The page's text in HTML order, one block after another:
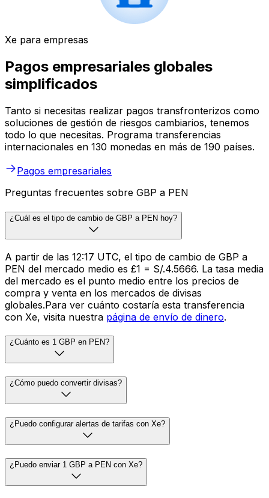
Xe para empresas
Pagos empresariales globales
simplificados
Tanto si necesitas realizar pagos transfronterizos como
soluciones de gestión de riesgos cambiarios, tenemos
todo lo que necesitas. Programa transferencias
internacionales en 130 monedas en más de 190 países.
Pagos empresariales
Preguntas frecuentes sobre GBP a PEN
¿Cuál es el tipo de cambio de GBP a PEN hoy?
A partir de las 12:17 UTC, el tipo de cambio de GBP a
PEN del mercado medio es £1 = S/.4.5666. La tasa media
del mercado es el punto medio entre los precios de
compra y venta en los mercados de divisas
globales.Para ver cuánto costaría esta transferencia
con Xe, visita nuestra página de envío de dinero.
¿Cuánto es 1 GBP en PEN?
¿Cómo puedo convertir divisas?
¿Puedo configurar alertas de tarifas con Xe?
¿Puedo enviar 1 GBP a PEN con Xe?